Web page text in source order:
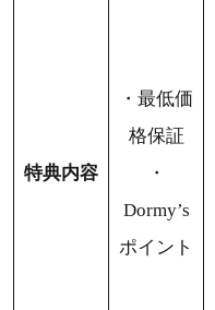
特典内容
・最低価
格保証
・
Dormy’s
ポイント